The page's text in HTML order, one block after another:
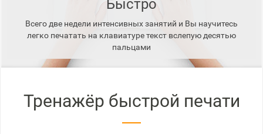
Быстро
Всего две недели интенсивных занятий и Вы научитесь
легко печатать на клавиатуре текст вслепую десятью
пальцами
Тренажёр быстрой печати